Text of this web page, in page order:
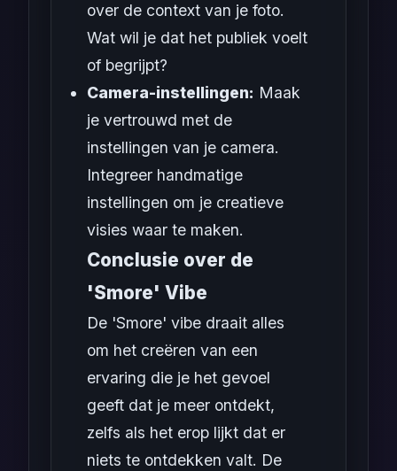
over de context van je foto.
Wat wil je dat het publiek voelt
of begrijpt?
Camera-instellingen: Maak
je vertrouwd met de
instellingen van je camera.
Integreer handmatige
instellingen om je creatieve
visies waar te maken.
Conclusie over de
'Smore' Vibe
De 'Smore' vibe draait alles
om het creëren van een
ervaring die je het gevoel
geeft dat je meer ontdekt,
zelfs als het erop lijkt dat er
niets te ontdekken valt. De